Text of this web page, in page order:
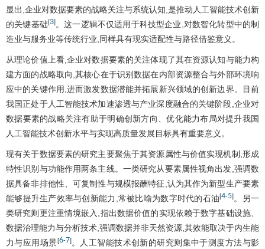
显出,企业对数据要素的战略关注与系统认知,是推动人工智能技术创新
的关键基础[3]。这一逻辑不仅适用于科技型企业,对数智化转型中的制
造业与服务业等传统行业,同样具有现实适配性与路径借鉴意义。
从理论价值上看,企业对数据要素的关注体现了其在资源认知与能力构
建方面的战略取向,其核心在于识别数据在内部资源整合与外部环境响
应中的关键作用,进而激发数据潜能并拓展新兴领域的创新边界。目前
我国正处于人工智能技术加速渗透与产业深度融合的关键阶段,企业对
数据要素的战略关注有助于明确创新方向、优化能力布局对提升我国
人工智能技术创新水平与实现高质量发展目标具有重要意义。
现有关于数据要素的研究主要聚焦于其资源属性与价值实现机制,形成
特性识别与功能作用两条主线。一类研究从要素属性视角出发,强调数
据具备非排他性、可复制性与规模报酬特征,认为其作为新型生产要素
能够提升生产效率与创新能力,常被比喻为数字时代的石油[4-5]。另一
类研究则更注重情境嵌入,指出数据价值的实现依赖于数字基础设施、
数据治理能力与分析技术,强调数据并非天然资源,其效能取决于内生能
力与应用场景[6-7]。人工智能技术创新的研究则集中于测度方法与影